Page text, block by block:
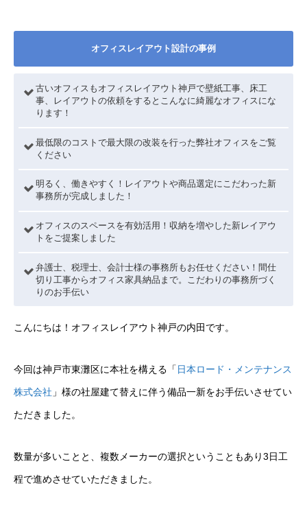
オフィスレイアウト設計の事例
古いオフィスもオフィスレイアウト神戸で壁紙工事、床工
事、レイアウトの依頼をするとこんなに綺麗なオフィスにな
ります！
最低限のコストで最大限の改装を行った弊社オフィスをご覧
ください
明るく、働きやすく！レイアウトや商品選定にこだわった新
事務所が完成しました！
オフィスのスペースを有効活用！収納を増やした新レイアウ
トをご提案しました
弁護士、税理士、会計士様の事務所もお任せください！間仕
切り工事からオフィス家具納品まで。こだわりの事務所づく
りのお手伝い
こんにちは！オフィスレイアウト神戸の内田です。
今回は神戸市東灘区に本社を構える「 日本ロード・メンテナンス
株式会社 」様の社屋建て替えに伴う備品一新をお手伝いさせてい
ただきました。
数量が多いことと、複数メーカーの選択ということもあり3日工
程で進めさせていただきました。